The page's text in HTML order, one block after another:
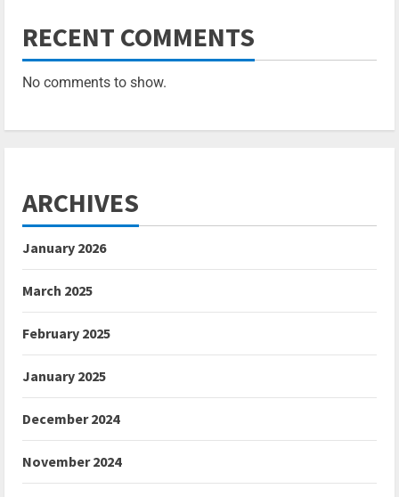
RECENT COMMENTS
No comments to show.
ARCHIVES
January 2026
March 2025
February 2025
January 2025
December 2024
November 2024